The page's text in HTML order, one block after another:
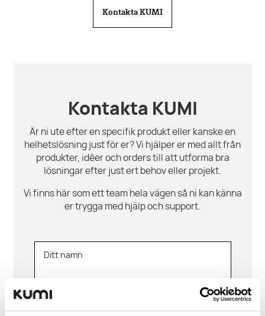
Kontakta KUMI
Kontakta KUMI
Är ni ute efter en specifik produkt eller kanske en
helhetslösning just för er? Vi hjälper er med allt från
produkter, idéer och orders till att utforma bra
lösningar efter just ert behov eller projekt.
Vi finns här som ett team hela vägen så ni kan känna
er trygga med hjälp och support.
Ditt namn